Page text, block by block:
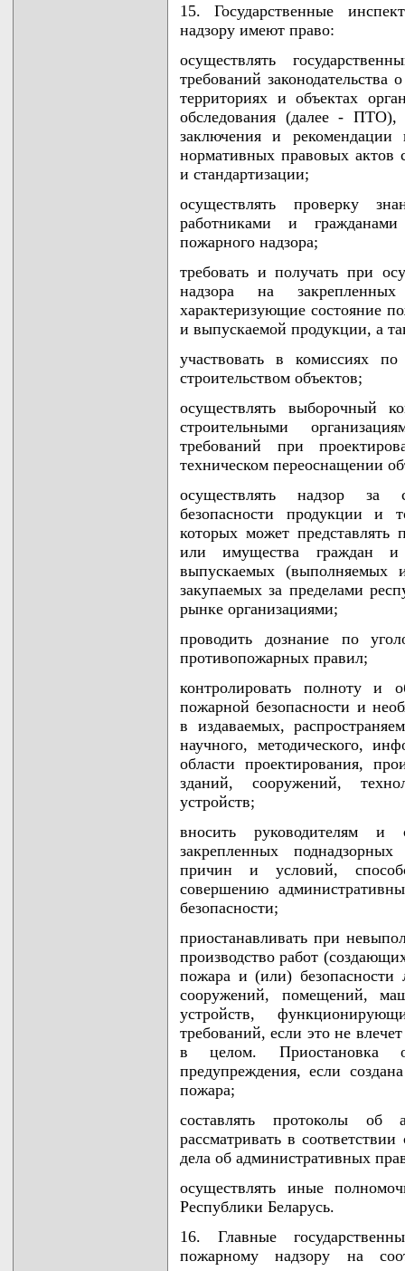
15. Государственные
надзору имеют право:
осуществлять
требований
территориях и объектах
обследования (далее - ПТО),
заключения и
нормативных правовых актов
и стандартизации;
осуществлять проверку
работниками и гражданами
пожарного надзора;
требовать и получать при
надзора на
характеризующие состояние
и выпускаемой продукции, а
участвовать в комиссиях
строительством объектов;
осуществлять выборочный
строительными
требований при
техническом переоснащении
осуществлять надзор за
безопасности продукции и
которых может представлять
или имущества граждан
выпускаемых (выполняемых
закупаемых за пределами
рынке организациями;
проводить дознание по
противопожарных правил;
контролировать полноту и
пожарной безопасности и
в издаваемых,
научного, методического,
области проектирования,
зданий, сооружений,
устройств;
вносить руководителям и
закрепленных
причин и условий,
совершению
безопасности;
приостанавливать при
производство работ
пожара и (или) безопасности
сооружений, помещений,
устройств,
требований, если это не
в целом. Приостановка
предупреждения, если
пожара;
составлять протоколы об
рассматривать в
дела об административных
осуществлять иные
Республики Беларусь.
16. Главные
пожарному надзору на